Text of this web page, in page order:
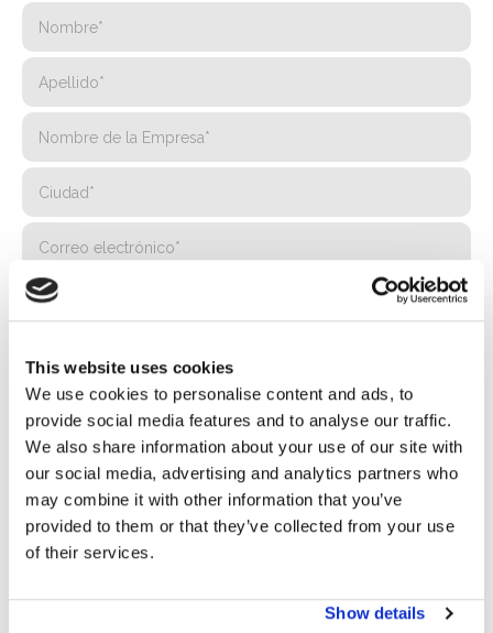
This website uses cookies
We use cookies to personalise content and ads, to
provide social media features and to analyse our traffic.
We also share information about your use of our site with
our social media, advertising and analytics partners who
may combine it with other information that you’ve
provided to them or that they’ve collected from your use
of their services.
Show details
Autorizo el tratamiento de mis datos según lo dispuesto en
de Basic S.B.R.L.